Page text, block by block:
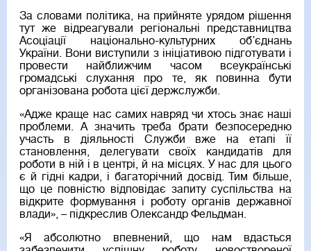
За словами політика, на прийняте урядом рішення
тут же відреагували регіональні представництва
Асоціації національно-культурних об’єднань
України. Вони виступили з ініціативою підготувати і
провести найближчим часом всеукраїнські
громадські слухання про те, як повинна бути
організована робота цієї держслужби.
«Адже краще нас самих навряд чи хтось знає наші
проблеми. А значить треба брати безпосередню
участь в діяльності Служби вже на етапі її
становлення, делегувати своїх кандидатів для
роботи в ній і в центрі, й на місцях. У нас для цього
є й гідні кадри, і багаторічний досвід. Тим більше,
що це повністю відповідає запиту суспільства на
відкрите формування і роботу органів державної
влади», – підкреслив Олександр Фельдман.
«Я абсолютно впевнений, що нам вдасться